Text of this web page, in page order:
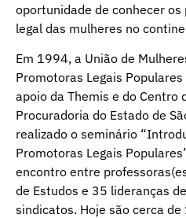
oportunidade de conhecer
legal das mulheres no
Em 1994, a União de
Promotoras Legais Populares
apoio da Themis e do Centro
Procuradoria do Estado de
realizado o seminário
Promotoras Legais
encontro entre
de Estudos e 35 lideranças
sindicatos. Hoje são cerca de